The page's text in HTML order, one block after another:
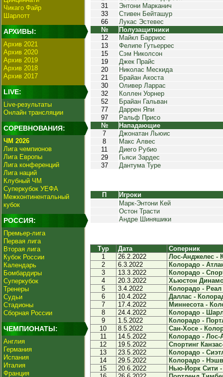
Чикаго Файр
Шарлотт
АРХИВЫ:
Архив 2021
Архив 2020
Архив 2019
Архив 2018
Архив 2017
LIVE:
Live-результаты
Онлайн трансляции
СОРЕВНОВАНИЯ:
ЧМ 2026
Лига чемпионов
Лига Европы
Лига конференций
Лига наций
Клубный ЧМ
Суперкубок УЕФА
Межконтинентальный
кубок
РОССИЯ:
Премьер-лига
Первая лига
Вторая лига
Кубок России
Календарь
Бомбардиры
Суперкубок
Тренеры
Судьи
Стадионы
Сборная России
ЧЕМПИОНАТЫ:
Англия
Германия
Испания
Италия
Франция
31
Энтони Марканич
33
Стивен Бейташур
66
Лукас Эстевес
№
Полузащитники
12
Майкл Барриос
13
Фелипе Гутьеррес
15
Сэм Николсон
19
Джек Прайс
20
Николас Мескида
21
Брайан Акоста
30
Оливер Ларрас
32
Коллен Уорнер
52
Брайан Гальван
77
Даррен Япи
97
Ральф Присо
№
Нападающие
7
Джонатан Льюис
8
Макс Алвес
11
Диего Рубио
29
Гьяси Зардес
37
Дантума Туре
П
Игроки
Марк-Энтони Кей
Остон Трасти
Андре Шиняшики
Тур Дата
Соперник
1
26.2.2022
Лос-Анджелес -
2
6.3.2022
Колорадо -
3
13.3.2022
Колорадо -
4
20.3.2022
Хьюстон
5
3.4.2022
Колорадо -
6
10.4.2022
Даллас -
7
17.4.2022
Миннесота -
8
24.4.2022
Колорадо -
9
1.5.2022
Колорадо -
10
8.5.2022
Сан-Хосе -
11
14.5.2022
Колорадо - Лос-
12
19.5.2022
Спортинг
13
23.5.2022
Колорадо -
14
29.5.2022
Колорадо -
15
20.6.2022
Нью-Йорк Сити